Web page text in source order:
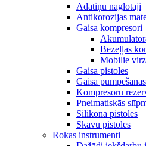
Adatiņu naglotāji
Antikorozijas
Gaisa kompresori
Bezeļļas
Mobilie
Gaisa pistoles
Gaisa
Kompresoru
Pneimatiskās
Silikona pistoles
Skavu pistoles
Rokas instrumenti